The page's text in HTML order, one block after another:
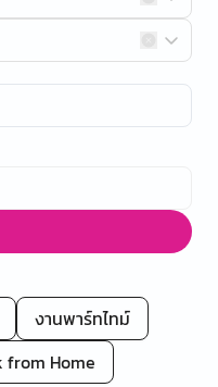
งานพาร์ทไทม์
from Home